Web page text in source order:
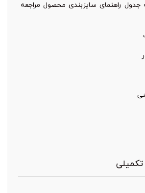
جدول راهنمای سایزبندی محصول مراجعه